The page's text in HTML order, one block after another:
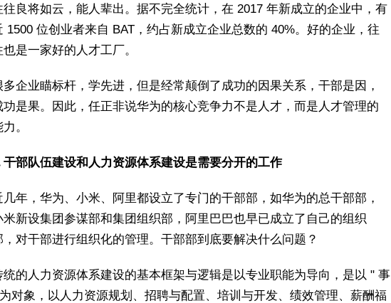
往良将如云，能人辈出。据不完全统计，在 2017 年新成立的企业中，有
1500 位创业者来自 BAT，约占新成立企业总数的 40%。好的企业，往
也是一家好的人才工厂。
多企业瞄标杆，学先进，但是经常颠倒了成功的因果关系，干部是因，
功是果。因此，任正非说华为的核心竞争力不是人才，而是人才管理的
。
干部队伍建设和人力资源体系建设是需要分开的工作
几年，华为、小米、阿里都设立了专门的干部部，如华为的总干部部，
米新设集团参谋部和集团组织部，阿里巴巴也早已成立了自己的组织
，对干部进行组织化的管理。干部部到底要解决什么问题？
统的人力资源体系建设的基本框架与逻辑是以专业职能为导向，是以 " 事
对象，以人力资源规划、招聘与配置、培训与开发、绩效管理、薪酬福